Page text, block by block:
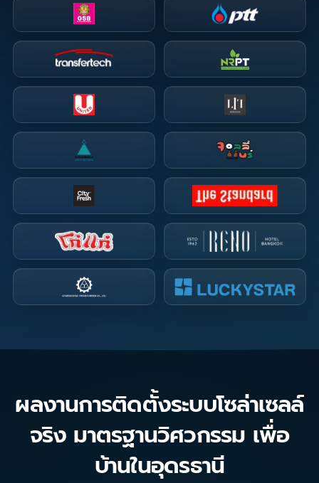
ผลงานการติดตั้งระบบโซล่าเซลล์
จริง มาตรฐานวิศวกรรม เพื่อ
บ้านในอุดรธานี